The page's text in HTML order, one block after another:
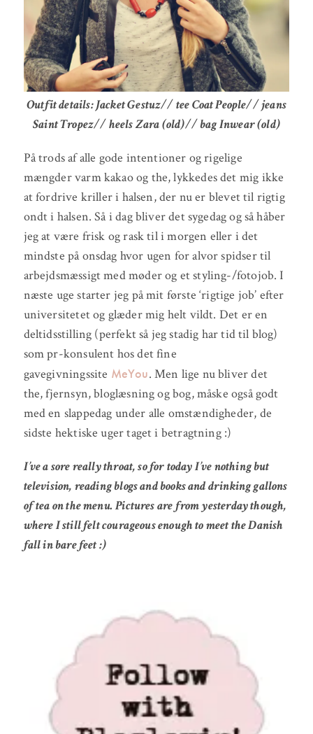
Outfit details: Jacket Gestuz// tee Coat People// jeans
Saint Tropez// heels Zara (old)// bag Inwear (old)
På trods af alle gode intentioner og rigelige
mængder varm kakao og the, lykkedes det mig ikke
at fordrive kriller i halsen, der nu er blevet til rigtig
ondt i halsen. Så i dag bliver det sygedag og så håber
jeg at være frisk og rask til i morgen eller i det
mindste på onsdag hvor ugen for alvor spidser til
arbejdsmæssigt med møder og et styling-/fotojob. I
næste uge starter jeg på mit første ‘rigtige job’ efter
universitetet og glæder mig helt vildt. Det er en
deltidsstilling (perfekt så jeg stadig har tid til blog)
som pr-konsulent hos det fine
gavegivningssite MeYou. Men lige nu bliver det
the, fjernsyn, bloglæsning og bog, måske også godt
med en slappedag under alle omstændigheder, de
sidste hektiske uger taget i betragtning :)
I’ve a sore really throat, so for today I’ve nothing but
television, reading blogs and books and drinking gallons
of tea on the menu. Pictures are from yesterday though,
where I still felt courageous enough to meet the Danish
fall in bare feet :)